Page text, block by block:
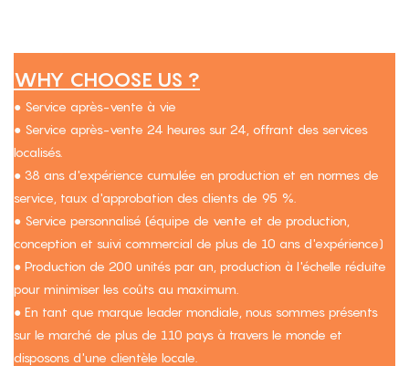
WHY CHOOSE US ?
● Service après-vente à vie
● Service après-vente 24 heures sur 24, offrant des services
localisés.
● 38 ans d'expérience cumulée en production et en normes de
service, taux d'approbation des clients de 95 %.
● Service personnalisé (équipe de vente et de production,
conception et suivi commercial de plus de 10 ans d'expérience)
● Production de 200 unités par an, production à l'échelle réduite
pour minimiser les coûts au maximum.
● En tant que marque leader mondiale, nous sommes présents
sur le marché de plus de 110 pays à travers le monde et
disposons d'une clientèle locale.